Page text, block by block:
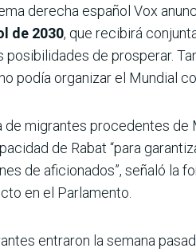
derecha español Vox
de 2030, que recibirá
posibilidades de prosperar.
podía organizar el Mundial
de migrantes procedentes de
de Rabat “para
de aficionados”, señaló la
en el Parlamento.
entraron la semana